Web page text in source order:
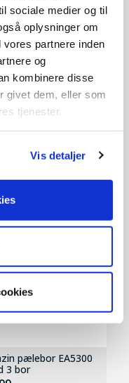
sociale medier og til
oplysninger om
partnere inden
og
kombinere disse
givet dem, eller som
tjenester.
Vis detaljer
pælebor EA5300
pælebor EA5300
3 bor